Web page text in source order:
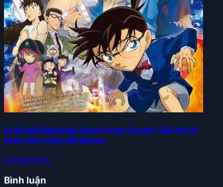
Ai đã giết Matsuda Jinpei trong Conan? Giải mã số
phận viên cảnh sát tài hoa
04/08/2026
Bình luận